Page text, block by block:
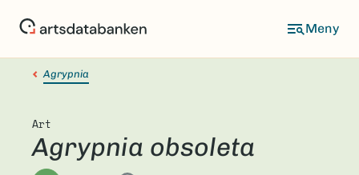
Agrypnia
Art
Agrypnia obsoleta